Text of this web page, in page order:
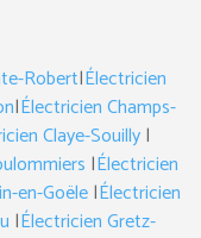
Robert|Électricien
|Électricien Champs-
Claye-Souilly|
|Électricien
en-Goële|Électricien
|Électricien Gretz-